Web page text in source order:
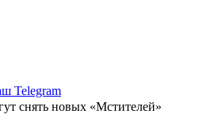
Telegram
снять новых «Мстителей»